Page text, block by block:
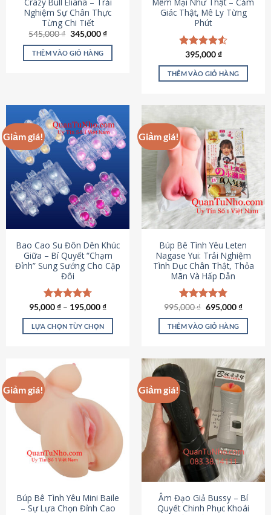
Crazy Bull Eliana – Trải
Nghiệm Sự Chân Thực
Từng Chi Tiết
545,000₫ Giá
là:
545,000 ₫.
345,000₫Giá
tại
THÊM VÀO GIỎ HÀNG
Mềm Mại Như Thật – Cảm
Giác Thật, Mê Ly Từng
Phút
Được xếp
hạng4.53
5 sao
395,000₫
THÊM VÀO GIỎ HÀNG
Giảm giá!
Bao Cao Su Đôn Dên Khúc
Giữa – Bí Quyết “Chạm
Đỉnh” Sung Sướng Cho Cặp
Đôi
Được xếp
hạng4.70
5 sao
95,000₫ – 195,000₫
LỰA CHỌN TÙY CHỌN
này
nhiều
biến
thể.
chọn
thể
chọn
Giảm giá!
Búp Bê Tình Yêu Leten
Nagase Yui: Trải Nghiệm
Tình Dục Chân Thật, Thỏa
Mãn Và Hấp Dẫn
Được xếp
hạng4.80
5 sao
995,000₫ Giá
là:
995,000 ₫.
695,000₫Giá
tại
THÊM VÀO GIỎ HÀNG
Giảm giá!
Búp Bê Tình Yêu Mini Baile
– Sự Lựa Chọn Đỉnh Cao
Giảm giá!
Âm Đạo Giả Bussy – Bí
Quyết Chinh Phục Khoái